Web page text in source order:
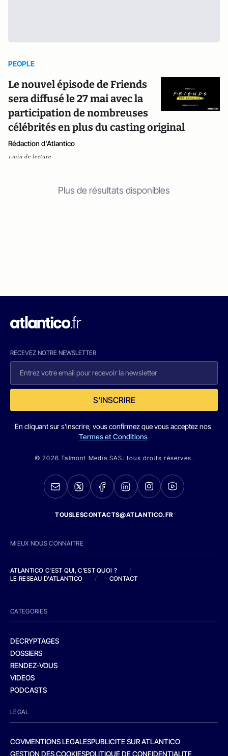
PEOPLE
Le nouvel épisode de Friends
sera diffusé le 27 mai avec la
participation de nombreuses
célébrités en plus du casting original
Rédaction d'Atlantico
1 min de lecture
Plus de résultats disponibles
RECEVEZ NOTRE NEWSLETTER
S'INSCRIRE
En cliquant sur s'inscrire, vous confirmez que vous acceptez nos
Termes et Conditions
© 2026 Talmont Media SAS. tous droits réservés.
TOUSLESCONTACTS@ATLANTICO.FR
MIEUX NOUS CONNAITRE
ATLANTICO C'EST QUI, C'EST QUOI ?
/
LE RESEAU D'ATLANTICO
/ CONTACT
CATEGORIES
DECRYPTAGES
DOSSIERS
RENDEZ-VOUS
VIDEOS
PODCASTS
LEGAL
CGVMENTIONS LEGALESPUBLICITE SUR ATLANTICO
GESTION DES COOKIESPOLITIQUE DE CONFIDENTIALITE